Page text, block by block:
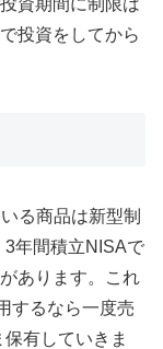
投資をしてから
る商品は新型制
3年間積立NISAで
あります。これ
するなら一度売
有していきま